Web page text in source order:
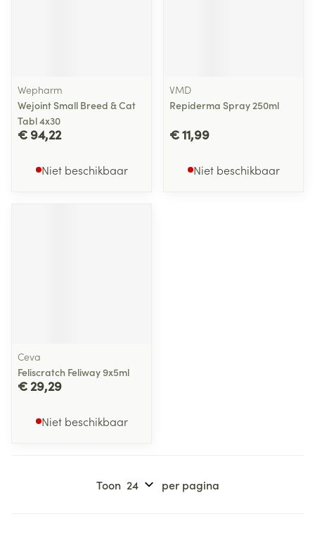
Wepharm
Wejoint Small Breed & Cat
Tabl 4x30
€ 94,22
Niet beschikbaar
VMD
Repiderma Spray 250ml
€ 11,99
Niet beschikbaar
Ceva
Feliscratch Feliway 9x5ml
€ 29,29
Niet beschikbaar
Toon per pagina